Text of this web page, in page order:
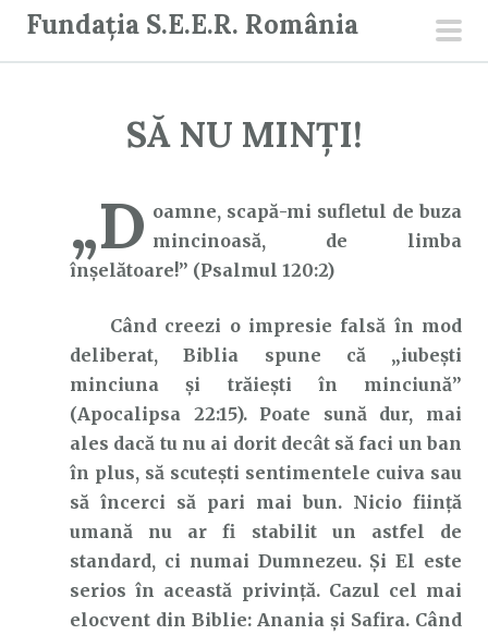
Fundația S.E.E.R. România
SĂ NU MINȚI!
„D oamne, scapă-mi sufletul de buza
mincinoasă, de limba
înşelătoare!” (Psalmul 120:2)
Când creezi o impresie falsă în mod
deliberat, Biblia spune că „iubeşti
minciuna şi trăieşti în minciună”
(Apocalipsa 22:15). Poate sună dur, mai
ales dacă tu nu ai dorit decât să faci un ban
în plus, să scutești sentimentele cuiva sau
să încerci să pari mai bun. Nicio ființă
umană nu ar fi stabilit un astfel de
standard, ci numai Dumnezeu. Și El este
serios în această privință. Cazul cel mai
elocvent din Biblie: Anania și Safira. Când